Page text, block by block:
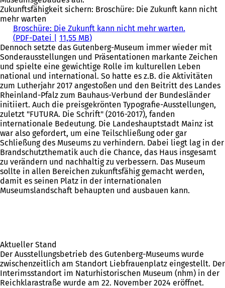
Zukunftsfähigkeit sichern: Broschüre: Die Zukunft kann nicht
mehr warten
Broschüre: Die Zukunft kann nicht mehr warten.
PDF-Datei
11,55 MB
Dennoch setzte das Gutenberg-Museum immer wieder mit
Sonderausstellungen und Präsentationen markante Zeichen
und spielte eine gewichtige Rolle im kulturellen Leben
national und international. So hatte es z.B. die Aktivitäten
zum Lutherjahr 2017 angestoßen und den Beitritt des Landes
Rheinland-Pfalz zum Bauhaus-Verbund der Bundesländer
initiiert. Auch die preisgekrönten Typografie-Ausstellungen,
zuletzt "FUTURA. Die Schrift" (2016-2017), fanden
internationale Bedeutung. Die Landeshauptstadt Mainz ist
war also gefordert, um eine Teilschließung oder gar
Schließung des Museums zu verhindern. Dabei liegt lag in der
Brandschutzthematik auch die Chance, das Haus insgesamt
zu verändern und nachhaltig zu verbessern. Das Museum
sollte in allen Bereichen zukunftsfähig gemacht werden,
damit es seinen Platz in der internationalen
Museumslandschaft behaupten und ausbauen kann.
Aktueller Stand
Der Ausstellungsbetrieb des Gutenberg-Museums wurde
zwischenzeitlich am Standort Liebfrauenplatz eingestellt. Der
Interimsstandort im Naturhistorischen Museum (nhm) in der
Reichklarastraße wurde am 22. November 2024 eröffnet.